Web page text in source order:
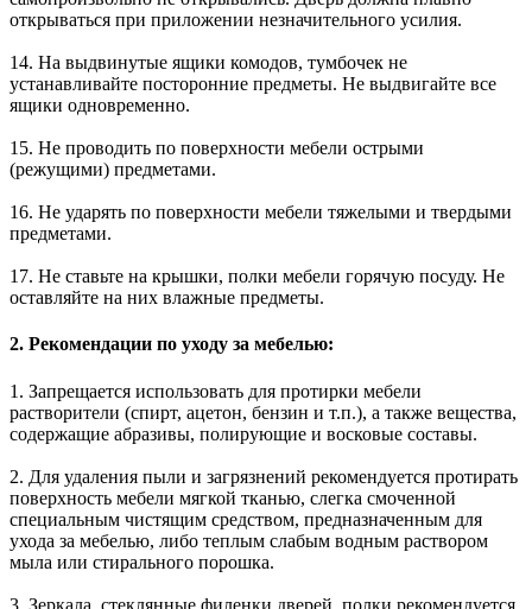
открываться при приложении незначительного усилия.
14. На выдвинутые ящики комодов, тумбочек не
устанавливайте посторонние предметы. Не выдвигайте все
ящики одновременно.
15. Не проводить по поверхности мебели острыми
(режущими) предметами.
16. Не ударять по поверхности мебели тяжелыми и твердыми
предметами.
17. Не ставьте на крышки, полки мебели горячую посуду. Не
оставляйте на них влажные предметы.
2. Рекомендации по уходу за мебелью:
1. Запрещается использовать для протирки мебели
растворители (спирт, ацетон, бензин и т.п.), а также вещества,
содержащие абразивы, полирующие и восковые составы.
2. Для удаления пыли и загрязнений рекомендуется протирать
поверхность мебели мягкой тканью, слегка смоченной
специальным чистящим средством, предназначенным для
ухода за мебелью, либо теплым слабым водным раствором
мыла или стирального порошка.
3. Зеркала, стеклянные филенки дверей, полки рекомендуется